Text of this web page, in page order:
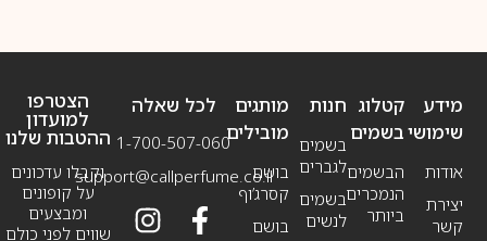
מידע
שימושי
אודות
יצירת
קשר
חנות
בשמים
לגברים
בשמים
לנשים
קטלוג
בשמים
הבשמים
הנמכרים
ביותר
מותגים
מובילים
בושם
קסרג’וף
בושם
לכל שאלה
1-700-507-060
support@callperfume.co.il
הצטרפו
למועדון
ההטבות שלנו
וקבלו עדכונים
על קופונים
ומבצעים
שווים לפני כולם